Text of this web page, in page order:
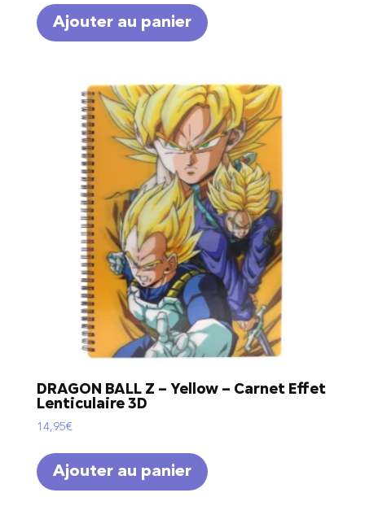
Ajouter au panier
DRAGON BALL Z – Yellow – Carnet Effet
Lenticulaire 3D
14,95€
Ajouter au panier